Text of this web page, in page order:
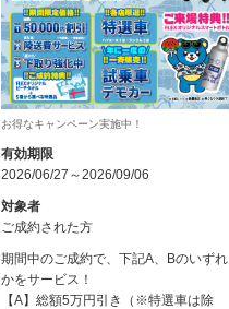
お得なキャンペーン実施中！
有効期限
2026/06/27～2026/09/06
対象者
ご成約された方
期間中のご成約で、下記A、Bのいずれ
かをサービス！
【A】総額5万円引き（※特選車は除